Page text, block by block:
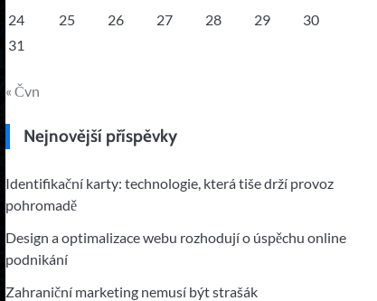
24
25 26 27 28 29
30
31
« Čvn
Nejnovější příspěvky
Identifikační karty: technologie, která tiše drží provoz
pohromadě
Design a optimalizace webu rozhodují o úspěchu online
podnikání
Zahraniční marketing nemusí být strašák